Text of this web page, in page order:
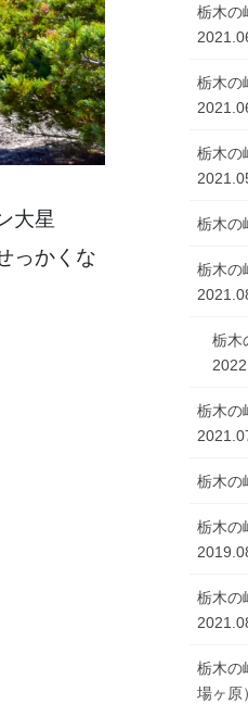
大星
っかくな
栃木の
栃木
栃木
栃木の
栃木
栃木
栃木の
栃木の
栃木
栃木
栃木の
場ヶ原